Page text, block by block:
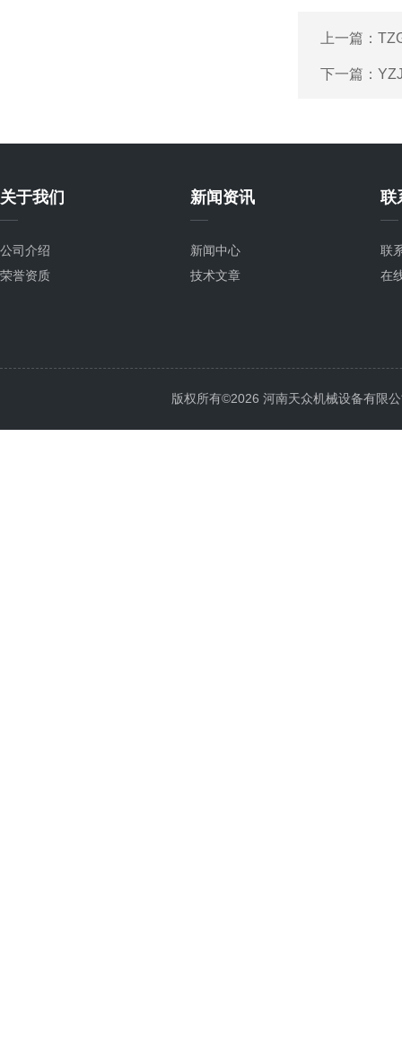
上一篇：
下一篇：
关于我们
公司介绍
荣誉资质
新闻资讯
新闻中心
技术文章
联
联
在
版权所有©2026 河南天众机械设备有限